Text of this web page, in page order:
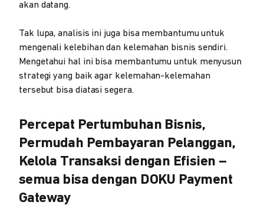
akan datang.
Tak lupa, analisis ini juga bisa membantumu untuk
mengenali kelebihan dan kelemahan bisnis sendiri.
Mengetahui hal ini bisa membantumu untuk menyusun
strategi yang baik agar kelemahan-kelemahan
tersebut bisa diatasi segera.
Percepat Pertumbuhan Bisnis,
Permudah Pembayaran Pelanggan,
Kelola Transaksi dengan Efisien –
semua bisa dengan DOKU Payment
Gateway